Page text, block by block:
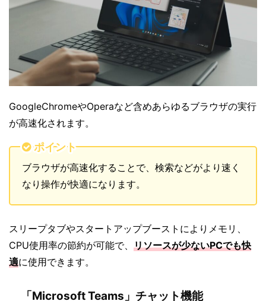
GoogleChromeやOperaなど含めあらゆるブラウザの実行
が高速化されます。
ポイント
ブラウザが高速化することで、検索などがより速く
なり操作が快適になります。
スリープタブやスタートアップブーストによりメモリ、
CPU使用率の節約が可能で、 リソースが少ないPCでも快
適に使用できます。
「Microsoft Teams」チャット機能